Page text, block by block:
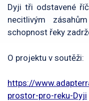
Dyji tři odstavené
necitlivým
schopnost řeky
O projektu v soutěži:
https://
prostor-pro-reku-Dyji